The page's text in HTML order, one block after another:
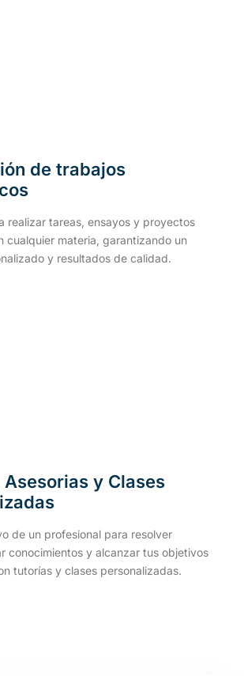
de trabajos
realizar tareas, ensayos y proyectos
cualquier materia, garantizando un
y resultados de calidad.
y Clases
de un profesional para resolver
conocimientos y alcanzar tus objetivos
tutorías y clases personalizadas.